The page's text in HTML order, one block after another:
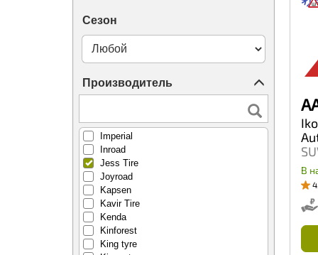
Сезон
Производитель
Haida
Hankook
Hifly
ILink
Ikon Nordman
Imperial
Inroad
Jess Tire
Joyroad
Kapsen
Kavir Tire
Kenda
Kinforest
King tyre
В